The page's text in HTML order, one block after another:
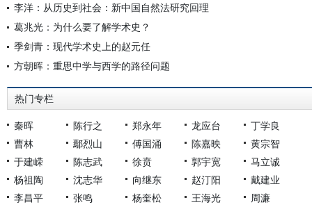
李洋：从历史到社会：新中国自然法研究回理
葛兆光：为什么要了解学术史？
季剑青：现代学术史上的赵元任
方朝晖：重思中学与西学的路径问题
热门专栏
秦晖 陈行之 郑永年 龙应台
丁学良
曹林
鄢烈山 傅国涌 陈嘉映
黄宗智
于建嵘
陈志武 徐贲 郭宇宽
马立诚
杨祖陶
沈志华 向继东 赵汀阳
戴建业
李昌平
张鸣 杨奎松 王海光 周濂